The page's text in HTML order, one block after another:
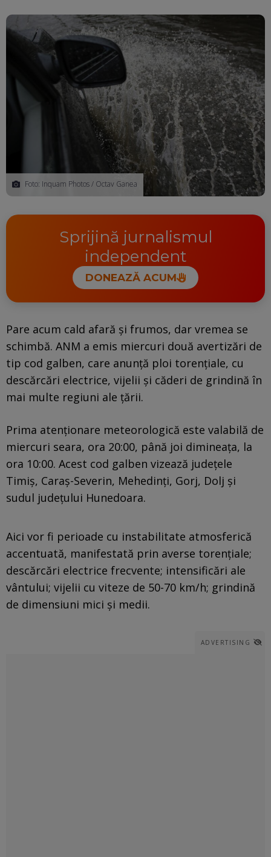
Foto: Inquam Photos / Octav Ganea
Sprijină jurnalismul
independent
DONEAZĂ ACUM
Pare acum cald afară şi frumos, dar vremea se
schimbă. ANM a emis miercuri două avertizări de
tip cod galben, care anunţă ploi torențiale, cu
descărcări electrice, vijelii și căderi de grindină în
mai multe regiuni ale țării.
Prima atenționare meteorologică este valabilă de
miercuri seara, ora 20:00, până joi dimineaţa, la
ora 10:00. Acest cod galben vizează județele
Timiș, Caraș-Severin, Mehedinți, Gorj, Dolj și
sudul județului Hunedoara.
Aici vor fi perioade cu instabilitate atmosferică
accentuată, manifestată prin averse torențiale;
descărcări electrice frecvente; intensificări ale
vântului; vijelii cu viteze de 50-70 km/h; grindină
de dimensiuni mici și medii.
ADVERTISING